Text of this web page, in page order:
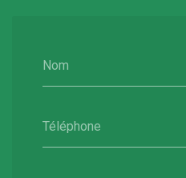
Nom
Téléphone